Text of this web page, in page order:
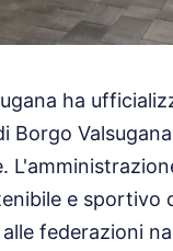
ha
Borgo
e sportivo
federazioni